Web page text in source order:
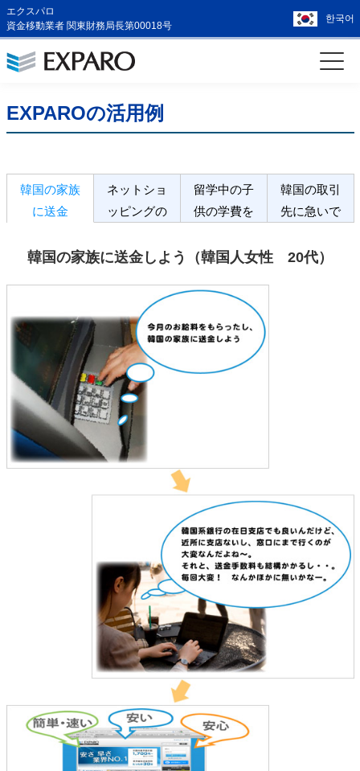
エクスパロ
資金移動業者 関東財務局長第00018号
한국어
EXPAROの活用例
韓国の家族
に送金
ネットショ
ッピングの
留学中の子
供の学費を
韓国の取引
先に急いで
韓国の家族に送金しよう（韓国人女性 20代）